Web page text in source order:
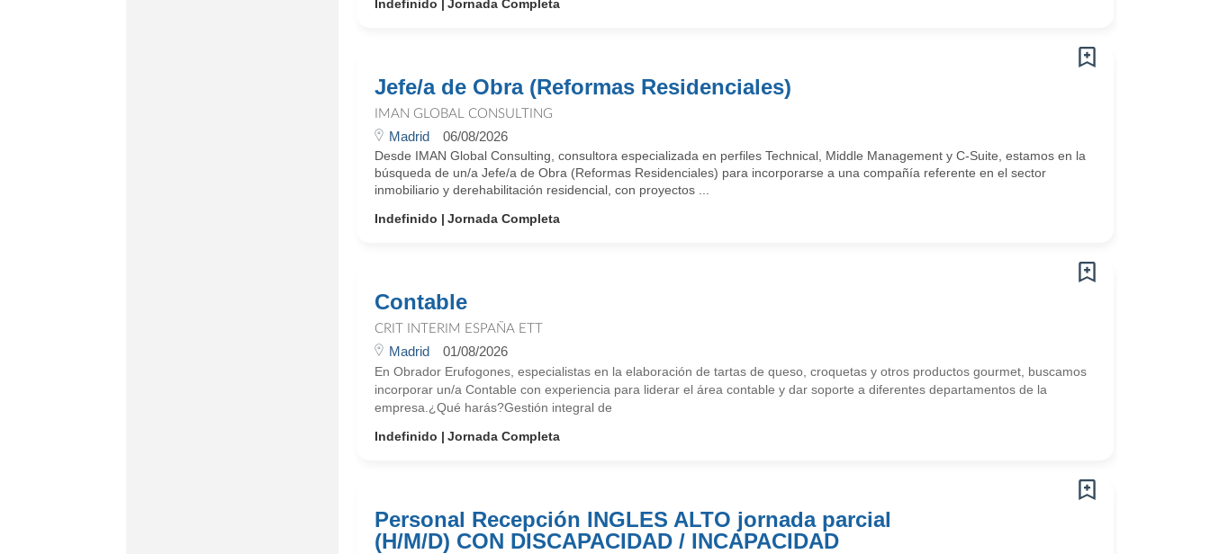
Indefinido
Jornada Completa
Jefe/a de Obra (Reformas Residenciales)
IMAN GLOBAL CONSULTING
Madrid 06/08/2026
Desde IMAN Global Consulting, consultora especializada en perfiles Technical, Middle Management y C-Suite, estamos en la
búsqueda de un/a Jefe/a de Obra (Reformas Residenciales) para incorporarse a una compañía referente en el sector
inmobiliario y derehabilitación residencial, con proyectos ...
Indefinido
Jornada Completa
Contable
CRIT INTERIM ESPAÑA ETT
Madrid 01/08/2026
En Obrador Erufogones, especialistas en la elaboración de tartas de queso, croquetas y otros productos gourmet, buscamos
incorporar un/a Contable con experiencia para liderar el área contable y dar soporte a diferentes departamentos de la
empresa.¿Qué harás?Gestión integral de
Indefinido
Jornada Completa
Personal Recepción INGLES ALTO jornada parcial
(H/M/D) CON DISCAPACIDAD / INCAPACIDAD